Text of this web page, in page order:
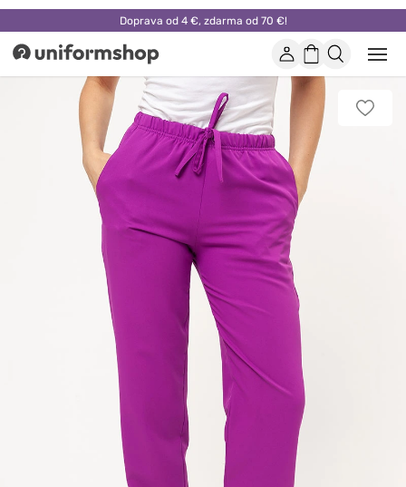
Doprava od 4 €, zdarma od 70 €!
Uniformshop ÚčetNákupný
košík
alebo
Pridať